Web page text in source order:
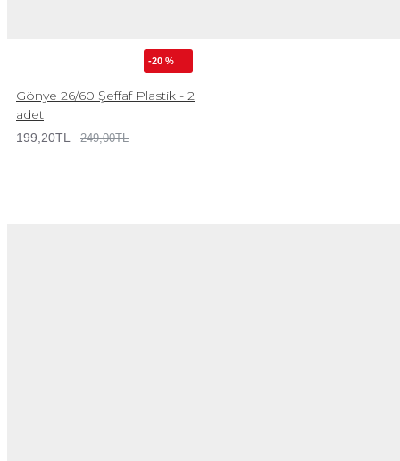
-20 %
Gönye 26/60 Şeffaf Plastik - 2
adet
199,20TL 249,00TL